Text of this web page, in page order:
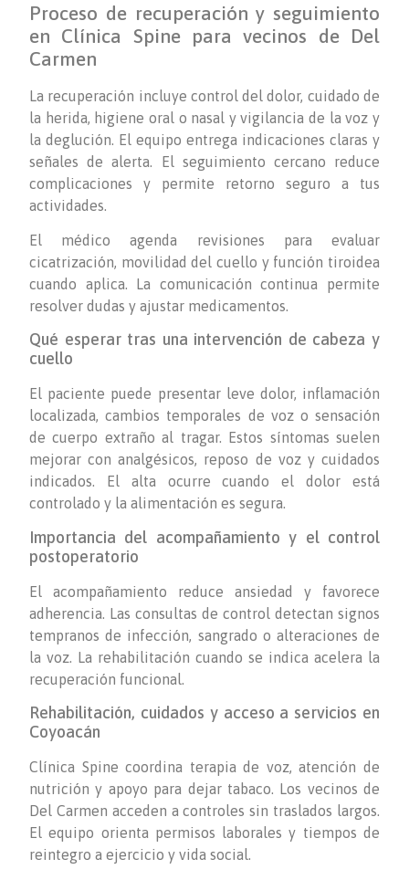
Proceso de recuperación y seguimiento
en Clínica Spine para vecinos de Del
Carmen
La recuperación incluye control del dolor, cuidado de
la herida, higiene oral o nasal y vigilancia de la voz y
la deglución. El equipo entrega indicaciones claras y
señales de alerta. El seguimiento cercano reduce
complicaciones y permite retorno seguro a tus
actividades.
El médico agenda revisiones para evaluar
cicatrización, movilidad del cuello y función tiroidea
cuando aplica. La comunicación continua permite
resolver dudas y ajustar medicamentos.
Qué esperar tras una intervención de cabeza y
cuello
El paciente puede presentar leve dolor, inflamación
localizada, cambios temporales de voz o sensación
de cuerpo extraño al tragar. Estos síntomas suelen
mejorar con analgésicos, reposo de voz y cuidados
indicados. El alta ocurre cuando el dolor está
controlado y la alimentación es segura.
Importancia del acompañamiento y el control
postoperatorio
El acompañamiento reduce ansiedad y favorece
adherencia. Las consultas de control detectan signos
tempranos de infección, sangrado o alteraciones de
la voz. La rehabilitación cuando se indica acelera la
recuperación funcional.
Rehabilitación, cuidados y acceso a servicios en
Coyoacán
Clínica Spine coordina terapia de voz, atención de
nutrición y apoyo para dejar tabaco. Los vecinos de
Del Carmen acceden a controles sin traslados largos.
El equipo orienta permisos laborales y tiempos de
reintegro a ejercicio y vida social.